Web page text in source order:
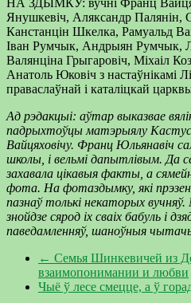
НА ЗДЫМКУ: вучні Франц
Янушкевіч, Аляксандр Палянін,
Канстанцін Шкелка, Рамуальд
Іван Румчык, Андрыян Румчык,
Валянціна Грыгаровіч, Міхаіл
Анатоль Юковіч з настаўнікамі
праваслаўнай і каталіцкай
Ад рэдакцыі: аўтар выказвае
падрыхтоўцы матэрыялу
Вайцяховічу. Франц Юльянавіч
школы, і вельмі дапытлівым. Да
захавала цікавыя факты, а
фота. На фотаздымку, які
пазнаў толькі некаторых
знойдзе сярод іх сваіх бабуль і
паведамленняў, шаноўныя
← Семья Шинкевичей из
взаимопонимании и любви
Чыё ў лесе смецце, а ў